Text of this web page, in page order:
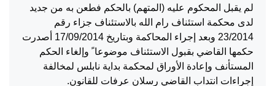
لم يقبل المحكوم عليه (المتهم) بالحكم فطعن به من جديد
لدى محكمة استئناف رام الله بالاستئناف جزاء رقم
23/2014 وبعد إجراء المحاكمة وبتاريخ 17/09/2014 أصدرت
حكمها القاضي بقبول الاستئناف موضوعا ً وإلغاء الحكم
المستأنف وإعادة الأوراق لمحكمة بداية نابلس لمخالفة
إجراءات انتداب القاضي رسلان عرفات للقانون.